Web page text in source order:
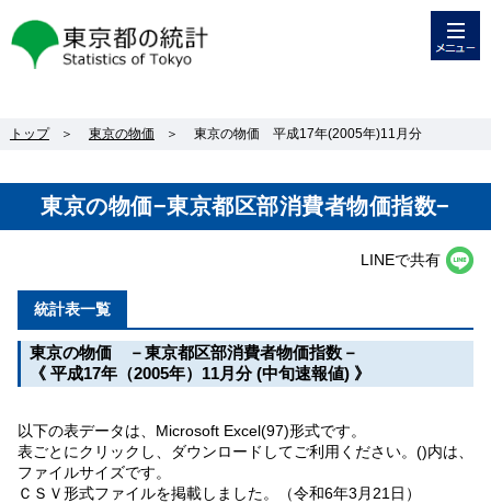
東京都の統計
トップ ＞ 東京の物価 ＞ 東京の物価 平成17年(2005年)11月分
東京の物価−東京都区部消費者物価指数−
LINEで共有
統計表一覧
東京の物価 －東京都区部消費者物価指数－
《 平成17年（2005年）11月分 (中旬速報値) 》
以下の表データは、Microsoft Excel(97)形式です。
表ごとにクリックし、ダウンロードしてご利用ください。()内は、
ファイルサイズです。
ＣＳＶ形式ファイルを掲載しました。（令和6年3月21日）